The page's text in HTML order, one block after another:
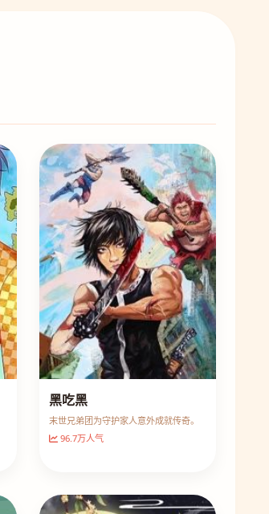
黑吃黑
末世兄弟团为守护家人意外成就传奇。
96.7万人气